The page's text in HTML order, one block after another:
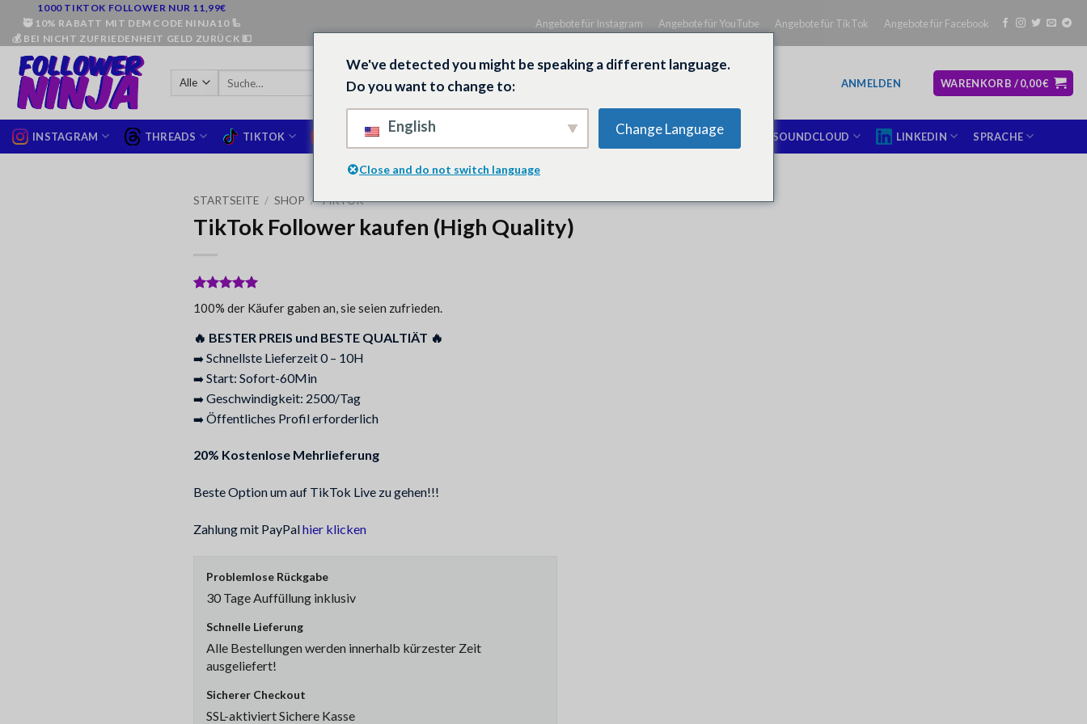
Inhalt
springen
1000 TIKTOK FOLLOWER NUR 11,99€
🥷 10% RABATT MIT DEM CODE NINJA10 🦾
💰 BEI NICHT ZUFRIEDENHEIT GELD ZURÜCK 💵
Angebote für Instagram Angebote für YouTube Angebote für TikTok Angebote für Facebook
ANMELDEN WARENKORB /0,00€
INSTAGRAM THREADS TIKTOK YOUTUBE FACEBOOK TWITCH X SOUNDCLOUD LINKEDIN SPRACHE
STARTSEITE / SHOP / TIKTOK
TikTok Follower kaufen (High Quality)
Bewertet
mit5von
auf
25
Kundenbewertungen
100% der Käufer gaben an, sie seien zufrieden.
🔥 BESTER PREIS und BESTE QUALTIÄT 🔥
➡️Schnellste Lieferzeit 0 – 10H
➡️Start: Sofort-60Min
➡️Geschwindigkeit: 2500/Tag
➡️Öffentliches Profil erforderlich
20% Kostenlose Mehrlieferung
Beste Option um auf TikTok Live zu gehen!!!
Zahlung mit PayPalhier klicken
Problemlose Rückgabe
30 Tage Auffüllung inklusiv
Schnelle Lieferung
Alle Bestellungen werden innerhalb kürzester Zeit
ausgeliefert!
Sicherer Checkout
SSL-aktiviert Sichere Kasse
We've detected you might be speaking a different language.
Do you want to change to:
English Change Language
Close and do not switch language